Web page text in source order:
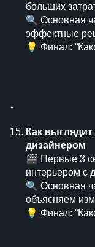
больших
🔍 Основная
эффектные
💡 Финал:
⁃
Как
дизайнером
🎬 Первые 3
интерьером с
🔍 Основная
объясняем
💡 Финал: